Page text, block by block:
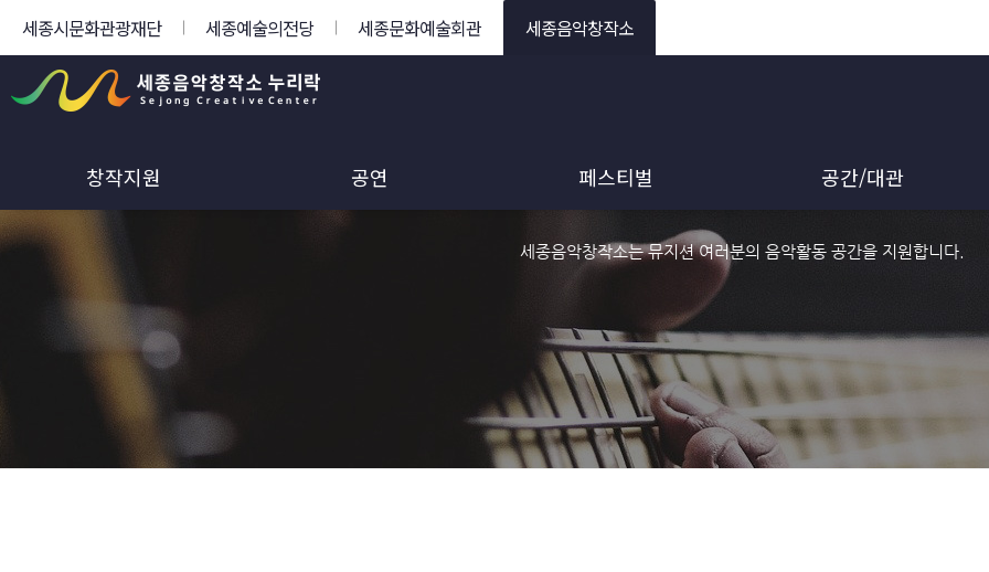
세종시문화관광재단 세종예술의전당 세종문화예술회관 세종음악창작소
창작지원 공연 페스티벌 공간/대관
세종음악창작소는 뮤지션 여러분의 음악활동 공간을 지원합니다.